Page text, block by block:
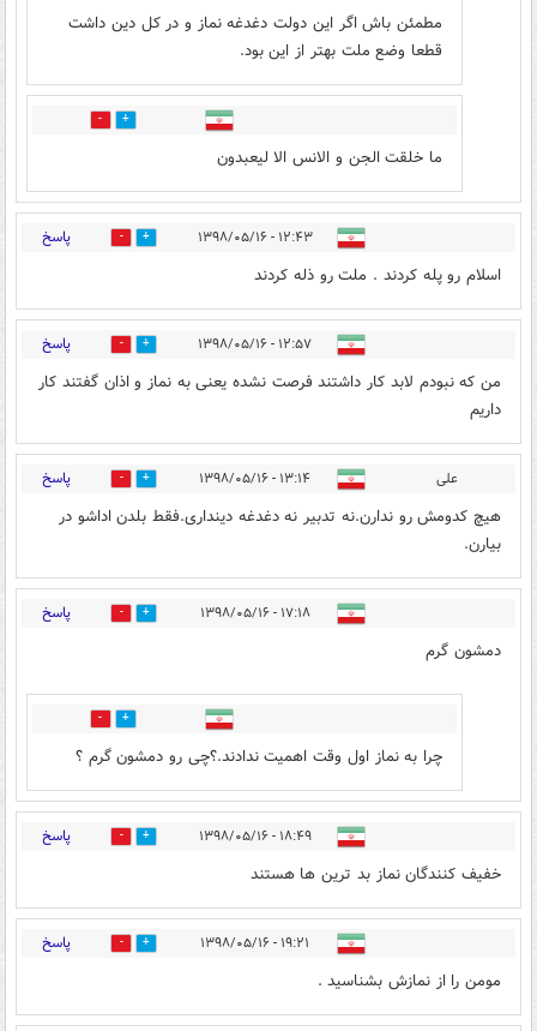
مطمئن باش اگر این دولت دغدغه نماز و در کل دین داشت
قطعا وضع ملت بهتر از این بود.
5
ما خلقت الجن و الانس الا لیعبدون
۱۲:۴۳ - ۱۳۹۸/۰۵/۱۶ 46 پاسخ
اسلام رو پله کردند . ملت رو ذله کردند
۱۲:۵۷ - ۱۳۹۸/۰۵/۱۶ 27 پاسخ
من که نبودم لابد کار داشتند فرصت نشده یعنی به نماز و اذان گفتند کار
داریم
علی ۱۳:۱۴ - ۱۳۹۸/۰۵/۱۶ 26 پاسخ
هیچ کدومش رو ندارن.نه تدبیر نه دغدغه دینداری.فقط بلدن اداشو در
بیارن.
۱۷:۱۸ - ۱۳۹۸/۰۵/۱۶ 1 پاسخ
دمشون گرم
0
چرا به نماز اول وقت اهمیت ندادند.؟چی رو دمشون گرم ؟
۱۸:۴۹ - ۱۳۹۸/۰۵/۱۶ 0 پاسخ
خفیف کنندگان نماز بد ترین ها هستند
۱۹:۲۱ - ۱۳۹۸/۰۵/۱۶ 0 پاسخ
مومن را از نمازش بشناسید .